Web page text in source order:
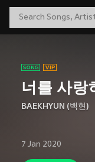
너를 사랑
BAEKHYUN (백현)
7 Jan 2020